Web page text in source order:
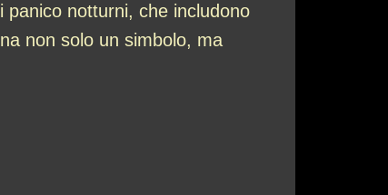
panico notturni, che includono
non solo un simbolo, ma